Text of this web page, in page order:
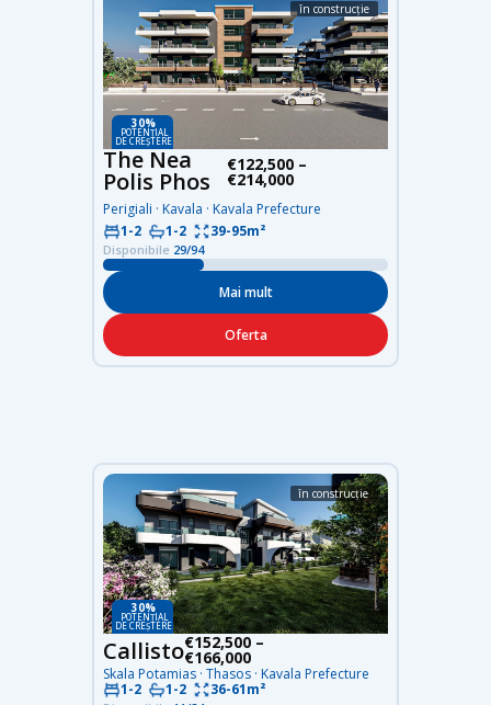
30%
DE CREȘTERE
POTENȚIAL
în construcție
Callisto€152,500 –
€166,000
Skala Potamias · Thasos · Kavala Prefecture
1-2
1-2 36-61m²
30%
DE CREȘTERE
POTENȚIAL
în construcție
The Nea
Polis Phos
€122,500 –
€214,000
Perigiali · Kavala · Kavala Prefecture
1-2
1-2 39-95m²
Disponibile 29/94
Mai mult
Oferta